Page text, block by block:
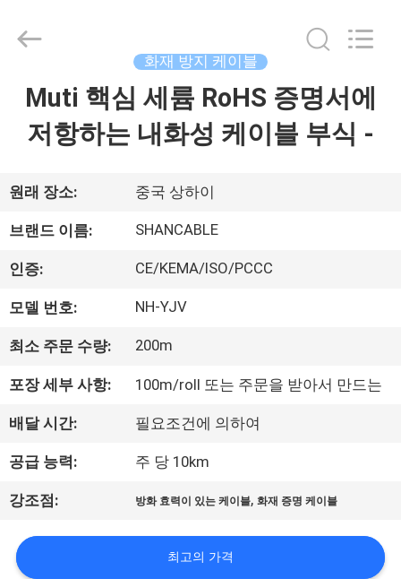
품
소
개
VR
쇼
회
(Group)
화재 방지 케이블
Muti 핵심 세륨 RoHS 증명서에
저항하는 내화성 케이블 부식 -
원래 장소: 중국 상하이
브랜드 이름: SHANCABLE
인증: CE/KEMA/ISO/PCCC
모델 번호: NH-YJV
최소 주문 수량: 200m
포장 세부 사항: 100m/roll 또는 주문을 받아서 만드는
배달 시간: 필요조건에 의하여
공급 능력: 주 당 10km
강조점: 방화 효력이 있는 케이블,화재 증명 케이블
최고의 가격